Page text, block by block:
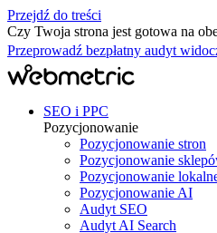
Przejdź do treści
Czy Twoja strona jest gotowa na
Przeprowadź bezpłatny audyt
SEO i PPC
Pozycjonowanie
Pozycjonowanie stron
Pozycjonowanie
Pozycjonowanie
Pozycjonowanie AI
Audyt SEO
Audyt AI Search